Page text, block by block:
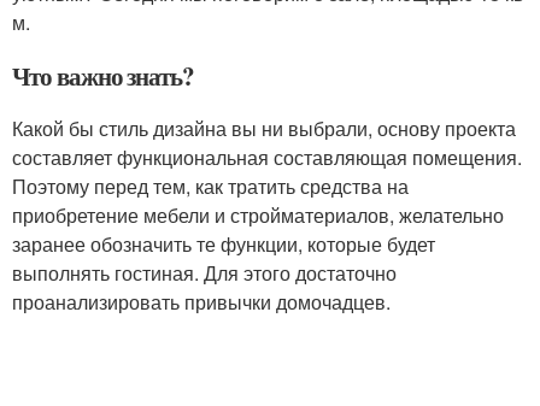
м.
Что важно знать?
Какой бы стиль дизайна вы ни выбрали, основу проекта
составляет функциональная составляющая помещения.
Поэтому перед тем, как тратить средства на
приобретение мебели и стройматериалов, желательно
заранее обозначить те функции, которые будет
выполнять гостиная. Для этого достаточно
проанализировать привычки домочадцев.